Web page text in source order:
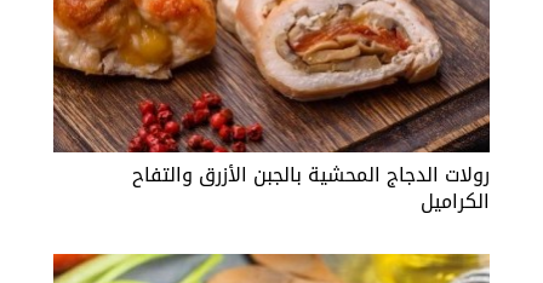
رولات الدجاج المحشية بالجبن الأزرق والتفاح
الكراميل